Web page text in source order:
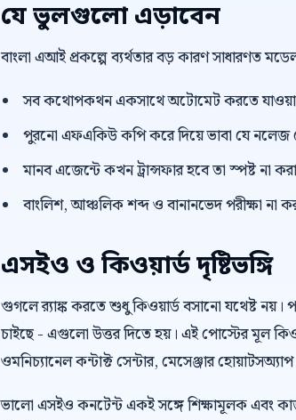
যে ভুলগুলো এড়াবেন
বাংলা এআই প্রকল্পে ব্যর্থতার বড় কারণ সাধারণত
সব কথোপকথন একসাথে অটোমেট করতে
পুরনো এফএকিউ কপি করে দিয়ে ভাবা যে নলেজ
মানব এজেন্টে কখন ট্রান্সফার হবে তা স্পষ্ট না
বাংলিশ, আঞ্চলিক শব্দ ও বানানভেদ পরীক্ষা না
এসইও ও কিওয়ার্ড দৃষ্টিভঙ্গি
গুগলে র‍্যাঙ্ক করতে শুধু কিওয়ার্ড বসানো যথেষ্ট
চাইছে - এগুলো উত্তর দিতে হয়। এই পোস্টের মূল
ওমনিচ্যানেল কন্টাক্ট সেন্টার, মেসেঞ্জার
ভালো এসইও কনটেন্ট একই সঙ্গে শিক্ষামূলক এবং